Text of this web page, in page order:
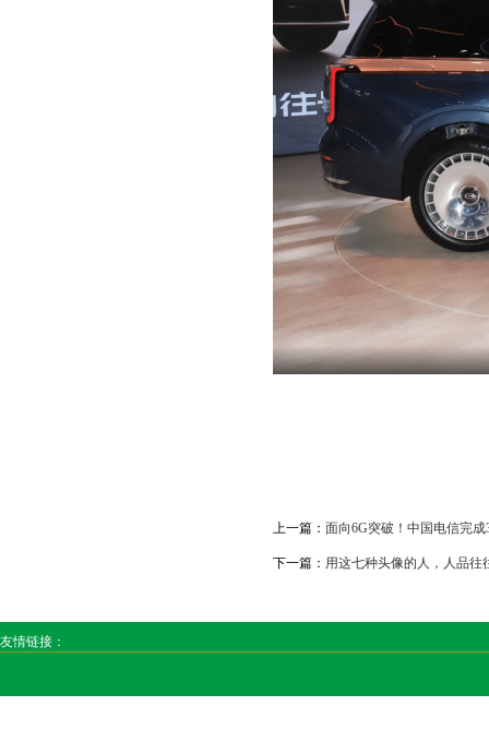
上一篇： 面向6G突破！中国电信完
下一篇： 用这七种头像的人，人品往
友情链接：